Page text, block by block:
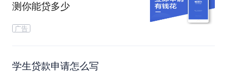
测你能贷多少
广告
学生贷款申请怎么写